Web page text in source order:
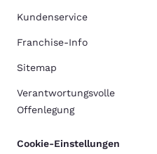
Kundenservice
Franchise-Info
Sitemap
Verantwortungsvolle
Offenlegung
Cookie-Einstellungen